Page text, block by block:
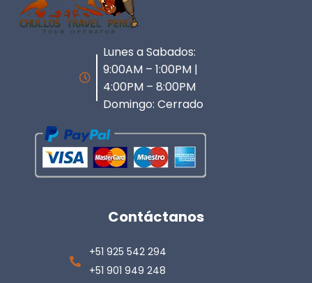
Lunes a Sabados:
9:00AM – 1:00PM |
4:00PM – 8:00PM
Domingo: Cerrado
Contáctanos
+51 925 542 294
+51 901 949 248